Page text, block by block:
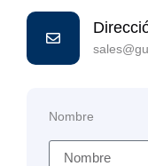
Nombre